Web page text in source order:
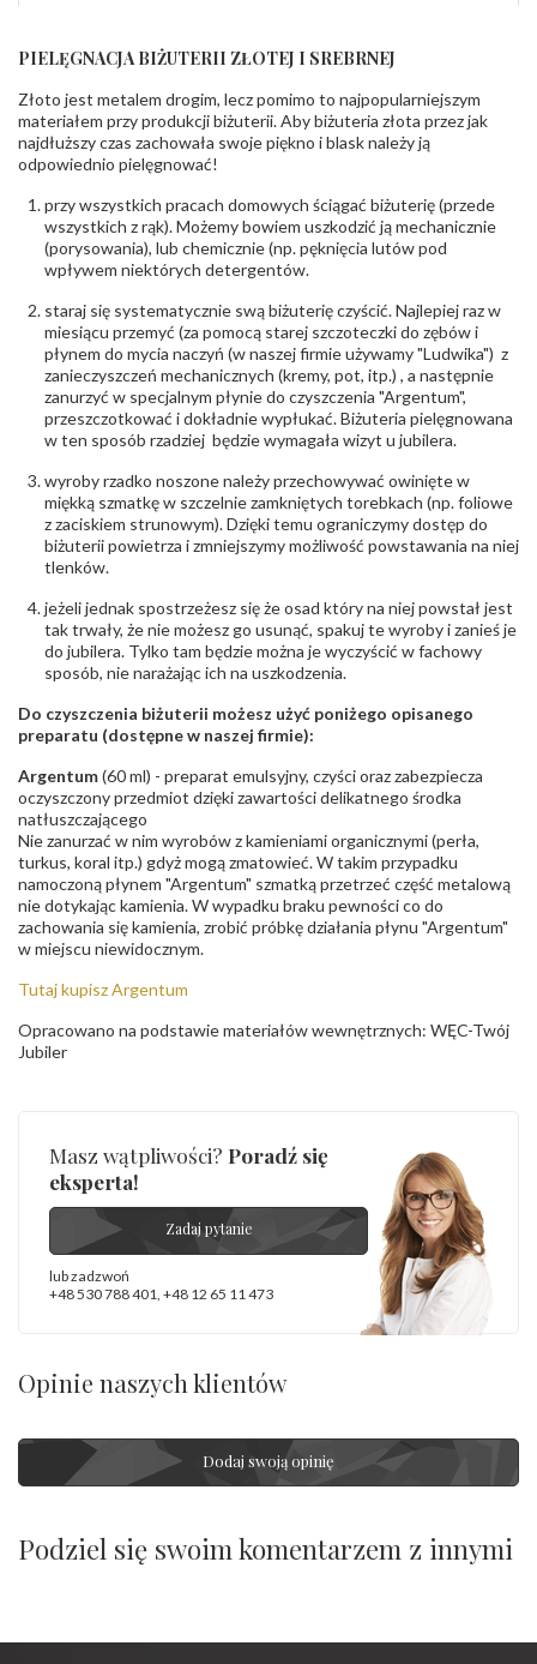
KAMIENIE
Rodzaje
kamieni:
Cyrkonia
Liczba kamieni:
Cyrkonia - 2 szt.
Szlif kamieni:
(łącznie)
INNE PARAMETRY
odpowiedzialny:
Opole; NIP 7542889545; Tel. +48 77 54 90 100;
biuro@stelmach.pl
Bezpieczeństwo
- rodzaj
ostrzeżenia:
Nie nadaje się dla dzieci w wieku poniżej 3 lat
,Elementy w wyrobie wykonane z białego złota
zawierają nikiel
PIELĘGNACJA BIŻUTERII ZŁOTEJ I SREBRNEJ
Złoto jest metalem drogim, lecz pomimo to najpopularniejszym
materiałem przy produkcji biżuterii. Aby biżuteria złota przez jak
najdłuższy czas zachowała swoje piękno i blask należy ją
odpowiednio pielęgnować!
przy wszystkich pracach domowych ściągać biżuterię (przede
wszystkich z rąk). Możemy bowiem uszkodzić ją mechanicznie
(porysowania), lub chemicznie (np. pęknięcia lutów pod
wpływem niektórych detergentów.
staraj się systematycznie swą biżuterię czyścić. Najlepiej raz w
miesiącu przemyć (za pomocą starej szczoteczki do zębów i
płynem do mycia naczyń (w naszej firmie używamy "Ludwika") z
zanieczyszczeń mechanicznych (kremy, pot, itp.) , a następnie
zanurzyć w specjalnym płynie do czyszczenia "Argentum",
przeszczotkować i dokładnie wypłukać. Biżuteria pielęgnowana
w ten sposób rzadziej będzie wymagała wizyt u jubilera.
wyroby rzadko noszone należy przechowywać owinięte w
miękką szmatkę w szczelnie zamkniętych torebkach (np. foliowe
z zaciskiem strunowym). Dzięki temu ograniczymy dostęp do
biżuterii powietrza i zmniejszymy możliwość powstawania na niej
tlenków.
jeżeli jednak spostrzeżesz się że osad który na niej powstał jest
tak trwały, że nie możesz go usunąć, spakuj te wyroby i zanieś je
do jubilera. Tylko tam będzie można je wyczyścić w fachowy
sposób, nie narażając ich na uszkodzenia.
Do czyszczenia biżuterii możesz użyć poniżego opisanego
preparatu (dostępne w naszej firmie):
Argentum(60 ml) - preparat emulsyjny, czyści oraz zabezpiecza
oczyszczony przedmiot dzięki zawartości delikatnego środka
natłuszczającego
Nie zanurzać w nim wyrobów z kamieniami organicznymi (perła,
turkus, koral itp.) gdyż mogą zmatowieć. W takim przypadku
namoczoną płynem "Argentum" szmatką przetrzeć część metalową
nie dotykając kamienia. W wypadku braku pewności co do
zachowania się kamienia, zrobić próbkę działania płynu "Argentum"
w miejscu niewidocznym.
Tutaj kupisz Argentum
Opracowano na podstawie materiałów wewnętrznych: WĘC-Twój
Jubiler
Masz wątpliwości? Poradź się
eksperta!
Zadaj pytanie
lub zadzwoń
+48 530 788 401 +48 12 65 11 473
Opinie naszych klientów
Dodaj swoją opinię
Podziel się swoim komentarzem z innymi